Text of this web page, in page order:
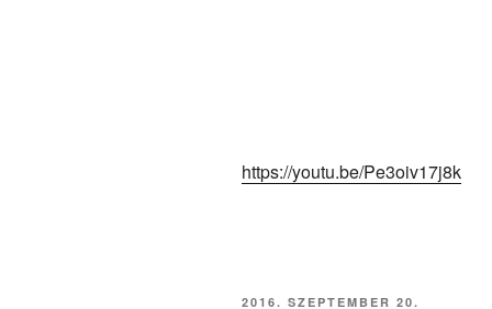
https://youtu.be/Pe3oiv17j8k
BEKÜLDVE:
2016. SZEPTEMBER 20.